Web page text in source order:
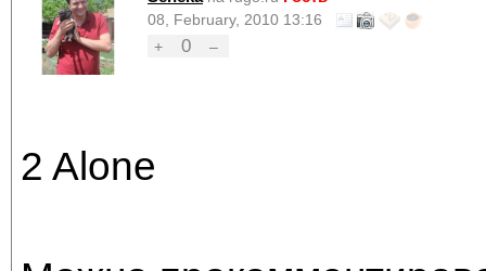
08, February, 2010 13:16
+
0 –
2 Alone